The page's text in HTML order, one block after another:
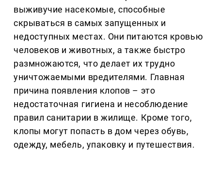
выживучие насекомые, способные
скрываться в самых запущенных и
недоступных местах. Они питаются кровью
человеков и животных, а также быстро
размножаются, что делает их трудно
уничтожаемыми вредителями. Главная
причина появления клопов – это
недостаточная гигиена и несоблюдение
правил санитарии в жилище. Кроме того,
клопы могут попасть в дом через обувь,
одежду, мебель, упаковку и путешествия.